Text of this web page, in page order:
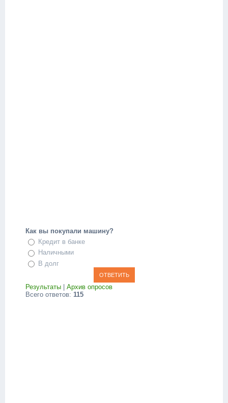
Как вы покупали машину?
Кредит в банке
Наличными
В долг
Результаты
Архив опросов
Всего ответов: 115